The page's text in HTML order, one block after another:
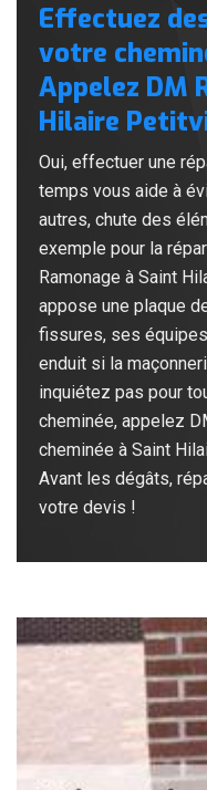
Effectuez
votre
Appelez DM
Hilaire
Oui, effectuer une
temps vous aide à
autres, chute des
exemple pour la
Ramonage à Saint
appose une plaque
fissures, ses
enduit si la
inquiétez pas pour
cheminée, appelez
cheminée à Saint
Avant les dégâts,
votre devis !